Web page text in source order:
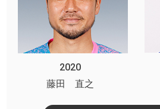
2020
藤田 直之